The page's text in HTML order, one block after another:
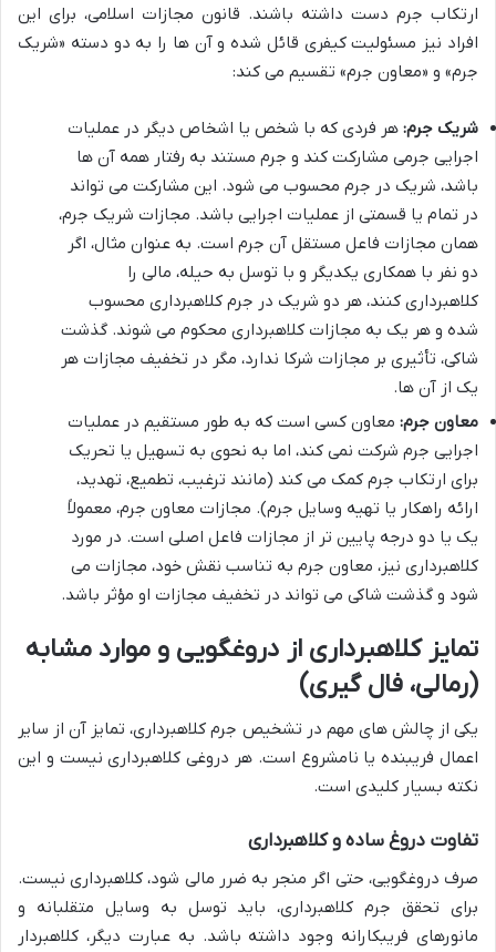
ارتکاب جرم دست داشته باشند. قانون مجازات اسلامی، برای این
افراد نیز مسئولیت کیفری قائل شده و آن ها را به دو دسته «شریک
جرم» و «معاون جرم» تقسیم می کند:
شریک جرم: هر فردی که با شخص یا اشخاص دیگر در عملیات
اجرایی جرمی مشارکت کند و جرم مستند به رفتار همه آن ها
باشد، شریک در جرم محسوب می شود. این مشارکت می تواند
در تمام یا قسمتی از عملیات اجرایی باشد. مجازات شریک جرم،
همان مجازات فاعل مستقل آن جرم است. به عنوان مثال، اگر
دو نفر با همکاری یکدیگر و با توسل به حیله، مالی را
کلاهبرداری کنند، هر دو شریک در جرم کلاهبرداری محسوب
شده و هر یک به مجازات کلاهبرداری محکوم می شوند. گذشت
شاکی، تأثیری بر مجازات شرکا ندارد، مگر در تخفیف مجازات هر
یک از آن ها.
معاون جرم: معاون کسی است که به طور مستقیم در عملیات
اجرایی جرم شرکت نمی کند، اما به نحوی به تسهیل یا تحریک
برای ارتکاب جرم کمک می کند (مانند ترغیب، تطمیع، تهدید،
ارائه راهکار یا تهیه وسایل جرم). مجازات معاون جرم، معمولاً
یک یا دو درجه پایین تر از مجازات فاعل اصلی است. در مورد
کلاهبرداری نیز، معاون جرم به تناسب نقش خود، مجازات می
شود و گذشت شاکی می تواند در تخفیف مجازات او مؤثر باشد.
تمایز کلاهبرداری از دروغگویی و موارد مشابه
(رمالی، فال گیری)
یکی از چالش های مهم در تشخیص جرم کلاهبرداری، تمایز آن از سایر
اعمال فریبنده یا نامشروع است. هر دروغی کلاهبرداری نیست و این
نکته بسیار کلیدی است.
تفاوت دروغ ساده و کلاهبرداری
صرف دروغگویی، حتی اگر منجر به ضرر مالی شود، کلاهبرداری نیست.
برای تحقق جرم کلاهبرداری، باید توسل به وسایل متقلبانه و
مانورهای فریبکارانه وجود داشته باشد. به عبارت دیگر، کلاهبردار